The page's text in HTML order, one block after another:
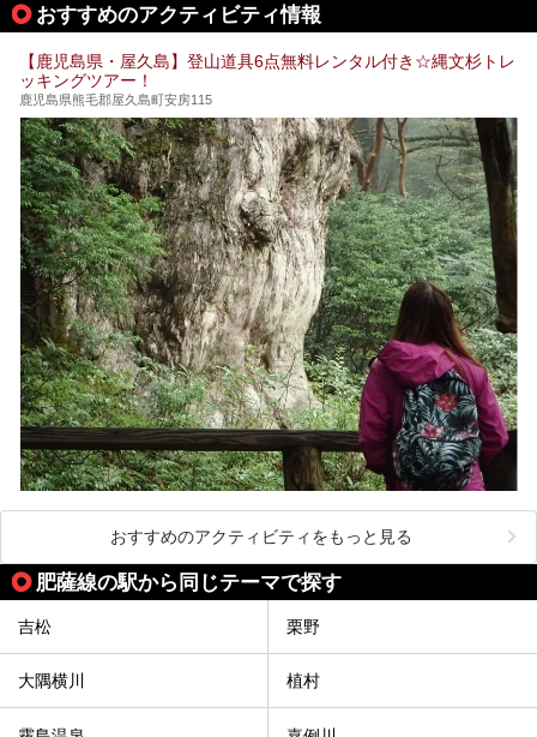
乗り込みましたが、今回もオープン前日から初日にかけて現
地訪問。リニューアルした浴室・最新情報を中心に、以前と
の相違点や注意事項などを詳細レビューします。
おすすめのアクティビティ情報
【鹿児島県・屋久島】登山道具6点無料レンタル付き☆縄文杉トレ
ッキングツアー！
鹿児島県熊毛郡屋久島町安房115
おすすめのアクティビティをもっと見る
肥薩線の駅から同じテーマで探す
吉松 栗野
大隅横川 植村